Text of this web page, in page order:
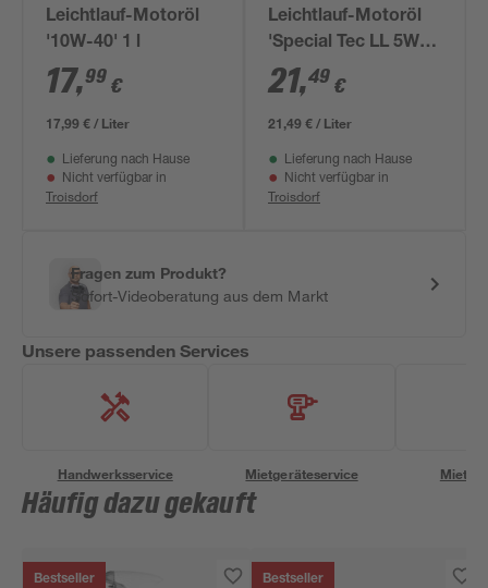
Leichtlauf-Motoröl
'10W-40' 1 l
17,99 €
17,99 € / Liter
Lieferung nach Hause
Nicht verfügbar in
Troisdorf
Leichtlauf-Motoröl
'Special Tec LL 5W-
30' 1 l
21,49 €
21,49 € / Liter
Lieferung nach Hause
Nicht verfügbar in
Troisdorf
Fragen zum Produkt?
Sofort-Videoberatung aus dem Markt
Unsere passenden Services
Handwerksservice Mietgeräteservice
Häufig dazu gekauft
Bestseller Bestseller